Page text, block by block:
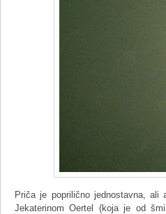
Priča je poprilično jednostavna, ali
Jekaterinom Oertel (koja je od